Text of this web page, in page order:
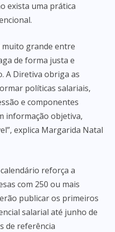
exista uma prática
muito grande entre
de forma justa e
A Diretiva obriga as
políticas salariais,
e componentes
informação objetiva,
explica Margarida Natal
reforça a
com 250 ou mais
publicar os primeiros
salarial até junho de
de referência